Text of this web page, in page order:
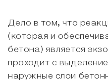
Дело в том, что
(которая и
бетона) является
проходит с
наружные слои